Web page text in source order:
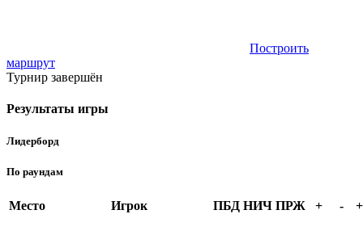
Построить
маршрут
Турнир завершён
Результаты игры
Лидерборд
По раундам
Место Игрок ПБД НИЧ ПРЖ + -